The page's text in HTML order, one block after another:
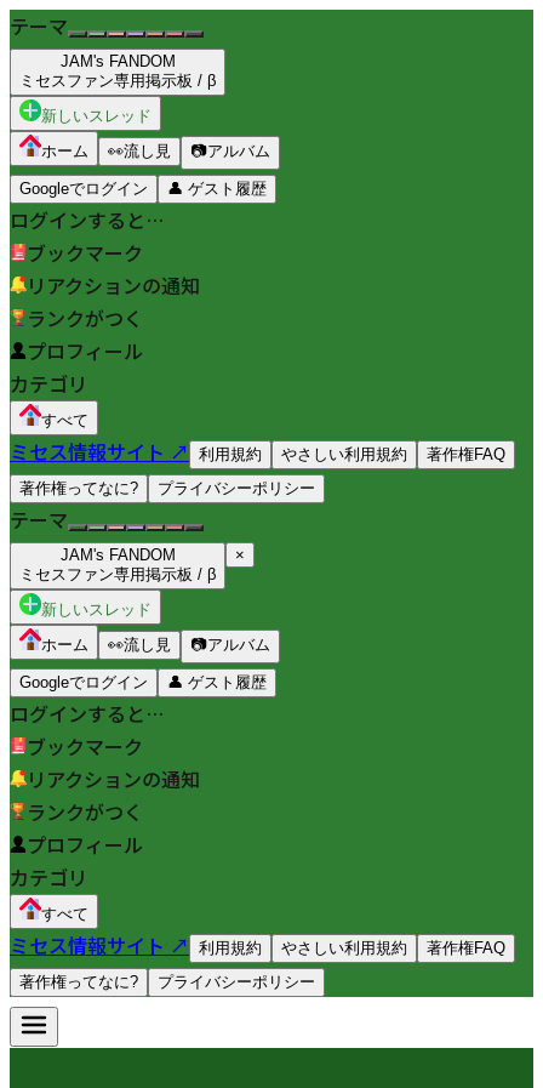
テーマ
JAM's FANDOM
ミセスファン専用掲示板 / β
新しいスレッド
ホーム
👀流し見 📷アルバム
Googleでログイン 👤 ゲスト履歴
ログインすると…
ブックマーク
リアクションの通知
ランクがつく
プロフィール
カテゴリ
すべて
ミセス情報サイト ↗ 利用規約 やさしい利用規約
著作権FAQ
著作権ってなに?
プライバシーポリシー
テーマ
JAM's FANDOM
ミセスファン専用掲示板 / β
×
新しいスレッド
ホーム
👀流し見 📷アルバム
Googleでログイン 👤 ゲスト履歴
ログインすると…
ブックマーク
リアクションの通知
ランクがつく
プロフィール
カテゴリ
すべて
ミセス情報サイト ↗ 利用規約 やさしい利用規約
著作権FAQ
著作権ってなに?
プライバシーポリシー